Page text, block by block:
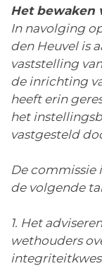
Het bewaken
In navolging
den Heuvel is
vaststelling
de inrichting
heeft erin
het
vastgesteld
De
de volgende
1. Het
wethouders